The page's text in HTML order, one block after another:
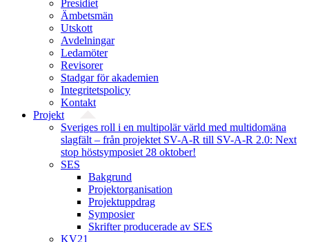
Presidiet
Ämbetsmän
Utskott
Avdelningar
Ledamöter
Revisorer
Stadgar för akademien
Integritetspolicy
Kontakt
Projekt
Sveriges roll i en multipolär värld med multidomäna
slagfält – från projektet SV-A-R till SV-A-R 2.0: Next
stop höstsymposiet 28 oktober!
SES
Bakgrund
Projekt­organisation
Projektuppdrag
Symposier
Skrifter producerade av SES
KV21